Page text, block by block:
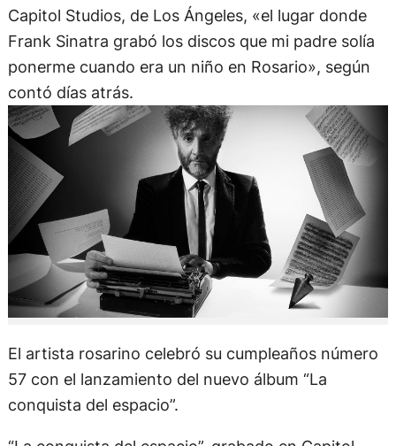
Capitol Studios, de Los Ángeles, «el lugar donde
Frank Sinatra grabó los discos que mi padre solía
ponerme cuando era un niño en Rosario», según
contó días atrás.
El artista rosarino celebró su cumpleaños número
57 con el lanzamiento del nuevo álbum “La
conquista del espacio”.